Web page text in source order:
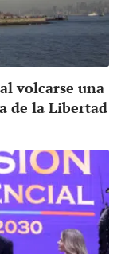
volcarse una
de la Libertad